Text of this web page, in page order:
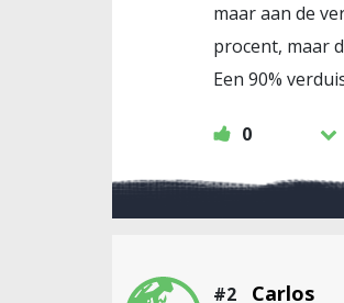
maar aan de
procent, maar
Een 90%
0
#2 Carlos